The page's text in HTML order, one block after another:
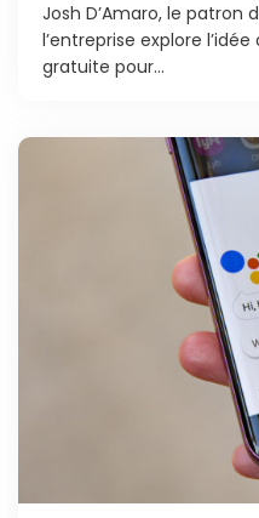
Josh D’Amaro, le patron
l’entreprise explore
gratuite pour...